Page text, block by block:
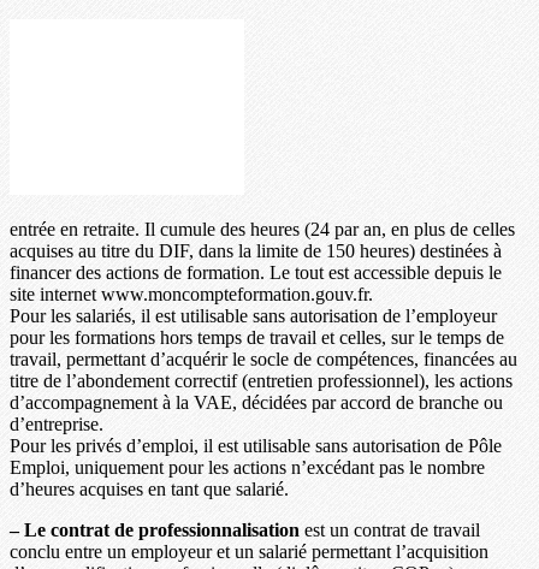
entrée en retraite. Il cumule des heures (24 par an, en plus de celles
acquises au titre du DIF, dans la limite de 150 heures) destinées à
financer des actions de formation. Le tout est accessible depuis le
site internet www.moncompteformation.gouv.fr.
Pour les salariés, il est utilisable sans autorisation de l’employeur
pour les formations hors temps de travail et celles, sur le temps de
travail, permettant d’acquérir le socle de compétences, financées au
titre de l’abondement correctif (entretien professionnel), les actions
d’accompagnement à la VAE, décidées par accord de branche ou
d’entreprise.
Pour les privés d’emploi, il est utilisable sans autorisation de Pôle
Emploi, uniquement pour les actions n’excédant pas le nombre
d’heures acquises en tant que salarié.
– Le contrat de professionnalisation est un contrat de travail
conclu entre un employeur et un salarié permettant l’acquisition